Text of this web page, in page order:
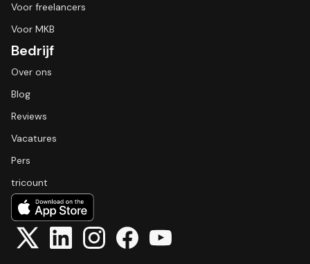
Voor freelancers
Voor MKB
Bedrijf
Over ons
Blog
Reviews
Vacatures
Pers
tricount